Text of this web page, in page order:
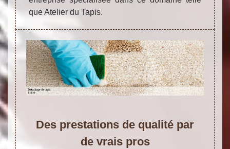
que Atelier du Tapis.
Des prestations de qualité par
de vrais pros